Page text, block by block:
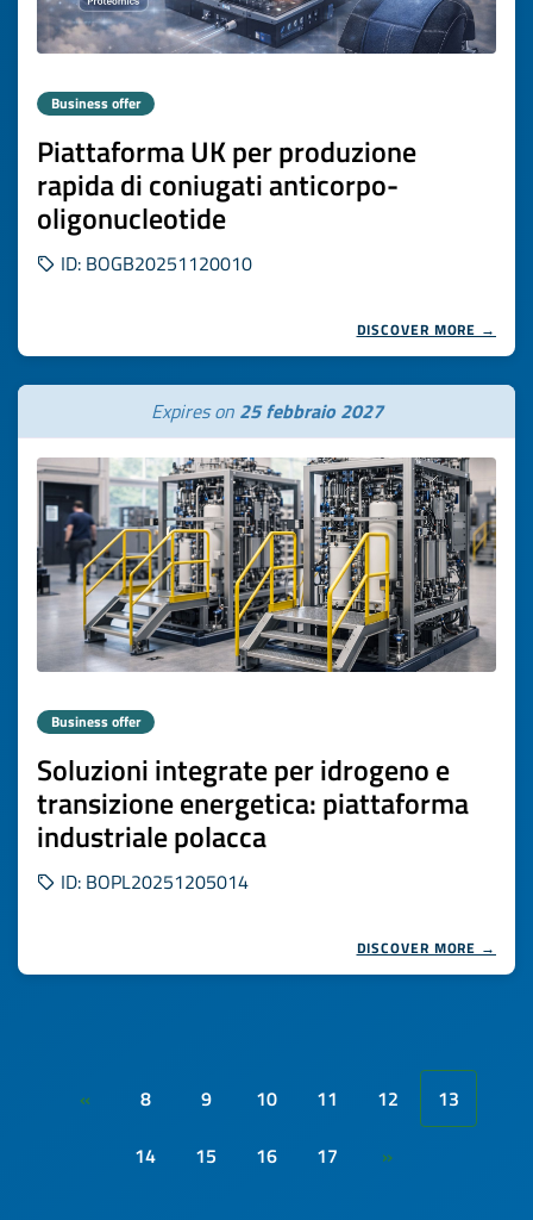
Business offer
Piattaforma UK per produzione
rapida di coniugati anticorpo-
oligonucleotide
ID: BOGB20251120010
DISCOVER MORE →
Expires on 25 febbraio 2027
Business offer
Soluzioni integrate per idrogeno e
transizione energetica: piattaforma
industriale polacca
ID: BOPL20251205014
DISCOVER MORE →
« 8 9 10 11 12
13
14
15 16 17 »